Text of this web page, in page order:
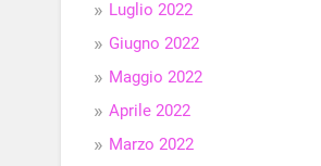
Luglio 2022
Giugno 2022
Maggio 2022
Aprile 2022
Marzo 2022